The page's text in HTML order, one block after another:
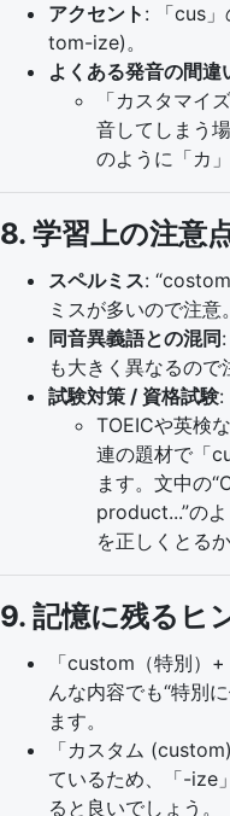
アクセント : 「cus
tom-ize)。
よくある発音の間違
「カスタマ
音してしまう
のように「カ
8. 学習上の注意
スペルミス:
ミスが多いので注意。
同音異義語との混同
も大きく異なるので
試験対策 / 資格試験:
TOEICや英検
連の題材で「
ます。文中の
product...”の
を正しくとる
9. 記憶に残るヒ
「custom（特別）
んな内容でも“特別
ます。
「カスタム
ているため、「-ize
ると良いでしょう。